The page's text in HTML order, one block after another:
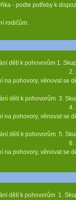
- podle potřeby k
k pohovorům 1.
9:15-
věnovat se
dětí k pohovorům 3.
11:45-
věnovat se
k pohovorům 5.
15:00 –
věnovat se
dětí k pohovorům 1.